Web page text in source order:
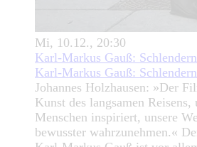
Mi, 10.12., 20:30
Karl-Markus Gauß:
Karl-Markus Gauß:
Johannes Holzhausen: »Der
Kunst des langsamen
Menschen inspiriert, unsere
bewusster wahrzunehmen.«